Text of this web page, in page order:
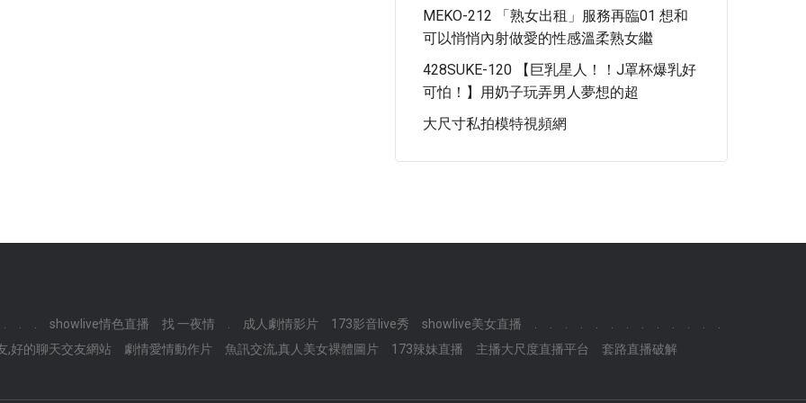
MEKO-212 「熟女出租」服務再臨01 想和
可以悄悄內射做愛的性感溫柔熟女繼
428SUKE-120 【巨乳星人！！J罩杯爆乳好
可怕！】用奶子玩弄男人夢想的超
大尺寸私拍模特視頻網
showlive情色直播 找 一夜情 成人劇情影片 173影音live秀 showlive美女直播
,好的聊天交友網站 劇情愛情動作片 魚訊交流,真人美女裸體圖片 173辣妹直播 主播大尺度直播平台 套路直播破解